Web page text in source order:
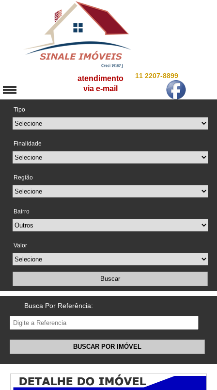
11 2207-8899
atendimento
via e-mail
Tipo
Finalidade
Região
Bairro
Valor
Buscar
Busca Por Referência:
BUSCAR POR IMÓVEL